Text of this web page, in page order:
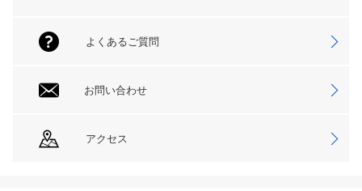
よくあるご質問
お問い合わせ
アクセス